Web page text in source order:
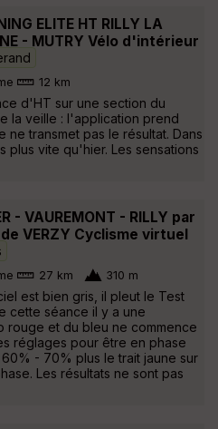
ELITE HT RILLY LA
- MUTRY Vélo d'intérieur
12 km
d'HT sur une section du
la veille : l'application prend
ne transmet pas le résultat. Dans
plus vite qu'hier. Les sensations
- VAUREMONT - RILLY par
de VERZY Cyclisme virtuel
27 km 310 m
est bien gris, il pleut le Test
cette séance il y a une
rouge et du bleu ne commence
réglages pour être en phase
- 70% plus le trait jaune sur
Les résultats ne sont pas